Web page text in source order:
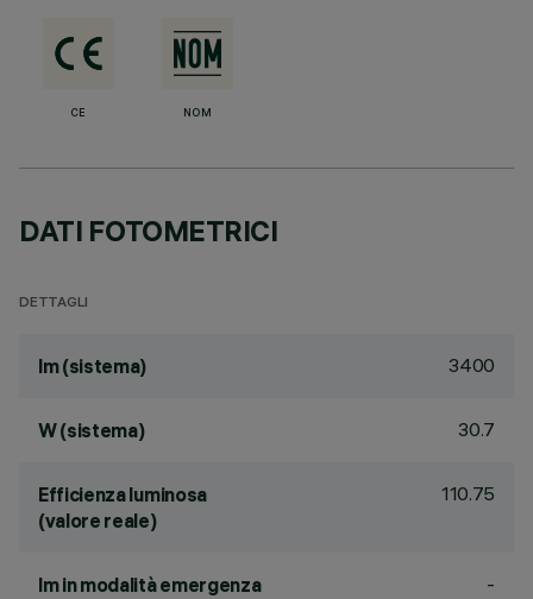
CE NOM
DATI FOTOMETRICI
DETTAGLI
lm (sistema) 3400
W (sistema) 30.7
Efficienza luminosa
(valore reale)
110.75
lm in modalità emergenza -